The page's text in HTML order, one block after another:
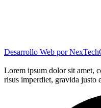
Desarrollo Web por
Lorem ipsum dolor sit amet,
risus imperdiet, gravida justo